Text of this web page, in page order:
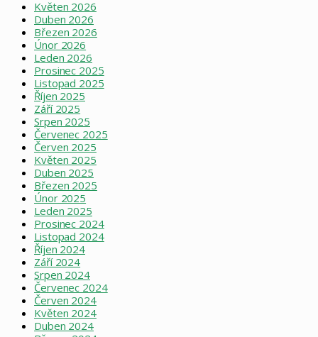
Květen 2026
Duben 2026
Březen 2026
Únor 2026
Leden 2026
Prosinec 2025
Listopad 2025
Říjen 2025
Září 2025
Srpen 2025
Červenec 2025
Červen 2025
Květen 2025
Duben 2025
Březen 2025
Únor 2025
Leden 2025
Prosinec 2024
Listopad 2024
Říjen 2024
Září 2024
Srpen 2024
Červenec 2024
Červen 2024
Květen 2024
Duben 2024